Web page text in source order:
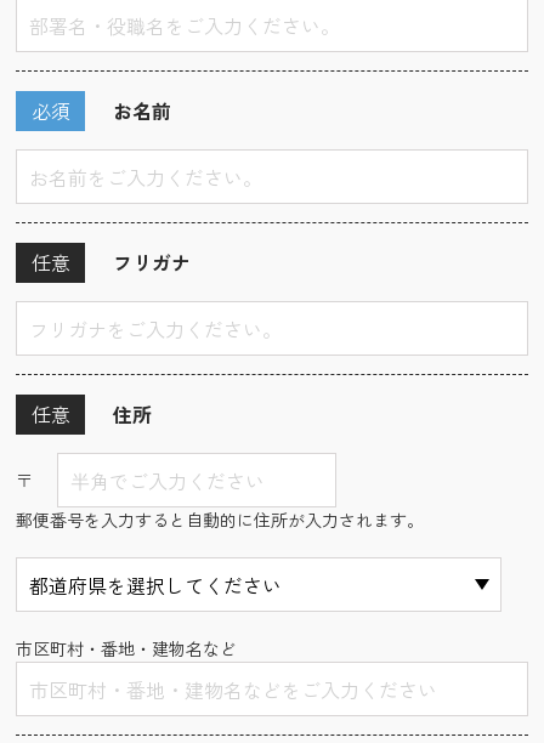
お名前
必須
フリガナ
任意
住所
任意
〒
郵便番号を入力すると自動的に住所が入力されます。
市区町村・番地・建物名など